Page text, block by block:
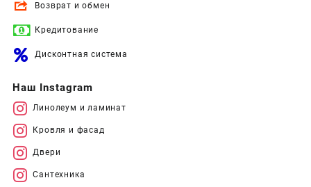
Возврат и обмен
Кредитование
Дисконтная система
Наш Instagram
Линолеум и ламинат
Кровля и фасад
Двери
Сантехника